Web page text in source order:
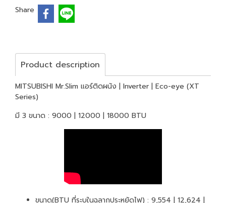
Share
Product description
MITSUBISHI Mr.Slim แอร์ติดผนัง | Inverter | Eco-eye (XT
Series)
มี 3 ขนาด : 9000 | 12000 | 18000 BTU
ขนาด(BTU ที่ระบุในฉลากประหยัดไฟ) : 9,554 | 12,624 |